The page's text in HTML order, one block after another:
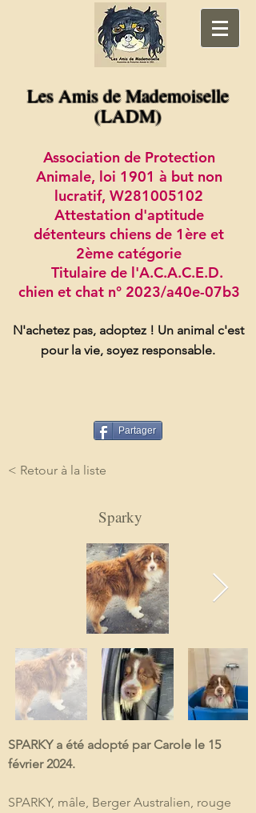
Les Amis de Mademoiselle
(LADM)
Association de Protection
Animale, loi 1901 à but non
lucratif, W281005102
Attestation d'aptitude
détenteurs chiens de 1ère et
2ème catégorie
Titulaire de l'A.C.A.C.E.D.
chien et chat n° 2023/a40e-07b3
N'achetez pas, adoptez ! Un animal c'est
pour la vie, soyez responsable.
Partager
< Retour à la liste
Sparky
SPARKY a été adopté par Carole le 15
février 2024.
SPARKY, mâle, Berger Australien, rouge